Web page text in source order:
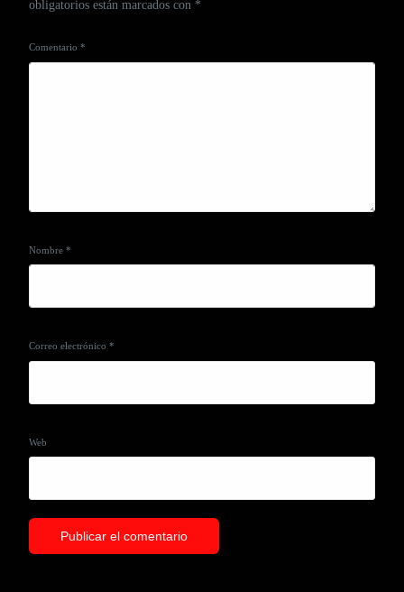
obligatorios están marcados con *
Comentario*
Nombre*
Correo electrónico*
Web